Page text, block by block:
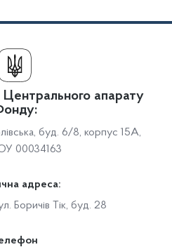
апарату
буд. 6/8, корпус 15А,
00034163
адреса:
Боричів Тік, буд. 28